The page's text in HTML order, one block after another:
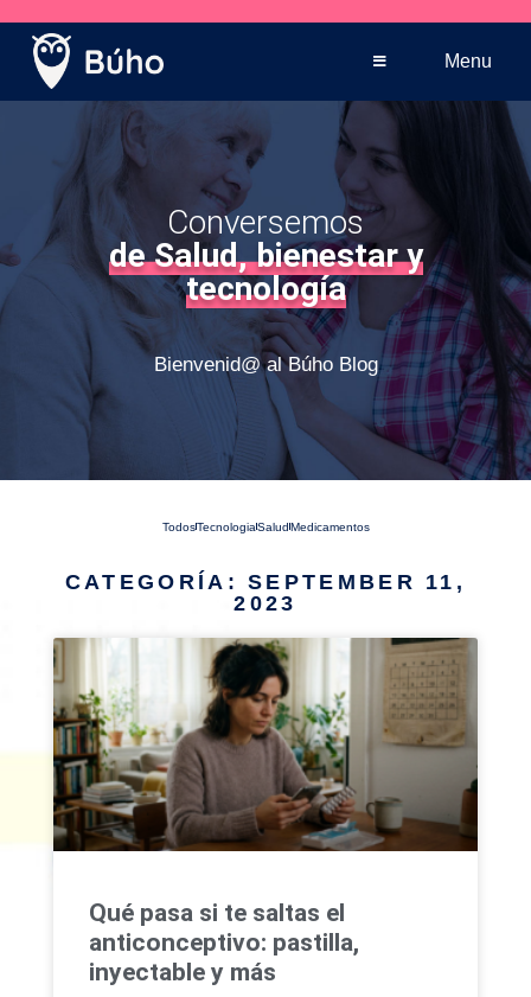
Venta telefónica Menu
Conversemos
de Salud, bienestar y
tecnología
Bienvenid@ al Búho Blog
TodosTecnologiaSaludMedicamentos
CATEGORÍA: SEPTEMBER 11,
2023
Qué pasa si te saltas el
anticonceptivo: pastilla,
inyectable y más